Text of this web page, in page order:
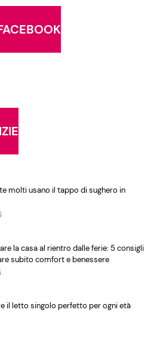
molti usano il tappo di sughero in
la casa al rientro dalle ferie: 5 consigli
subito comfort e benessere
il letto singolo perfetto per ogni età